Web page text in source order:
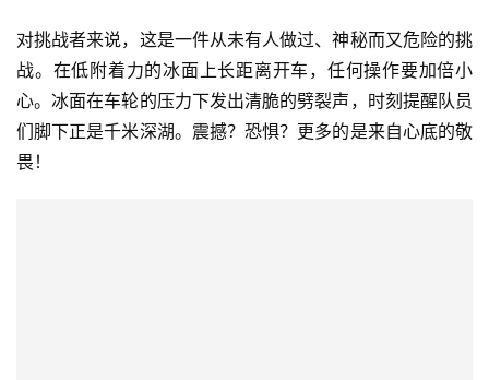
对挑战者来说，这是一件从未有人做过、神秘而又危险的挑
战。在低附着力的冰面上长距离开车，任何操作要加倍小
心。冰面在车轮的压力下发出清脆的劈裂声，时刻提醒队员
们脚下正是千米深湖。震撼？恐惧？更多的是来自心底的敬
畏！